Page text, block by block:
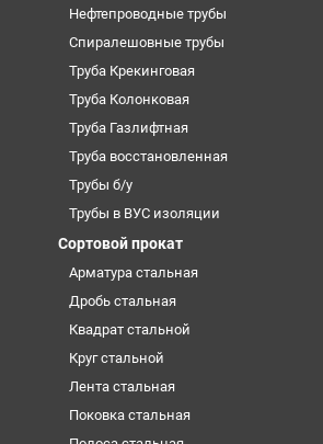
Нефтепроводные трубы
Спиралешовные трубы
Труба Крекинговая
Труба Колонковая
Труба Газлифтная
Труба восстановленная
Трубы б/у
Трубы в ВУС изоляции
Сортовой прокат
Арматура стальная
Дробь стальная
Квадрат стальной
Круг стальной
Лента стальная
Поковка стальная